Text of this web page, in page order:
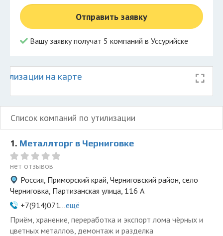
© 2026 Все права защищеныОтправить заявку
Вашу заявку получат 5 компаний в Уссурийске
на карте
Список компаний по утилизации
1. Металлторг в Черниговке
нет отзывов
Россия, Приморский край, Черниговский район, село
Черниговка, Партизанская улица, 116 А
+7(914)071...ещё
Приём, хранение, переработка и экспорт лома чёрных и
цветных металлов, демонтаж и разделка